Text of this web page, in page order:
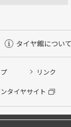
タイヤ館について
リンク
タイヤサイト
替え/オイル交換/そ
替え※タイヤ履き替
※クローク契約会